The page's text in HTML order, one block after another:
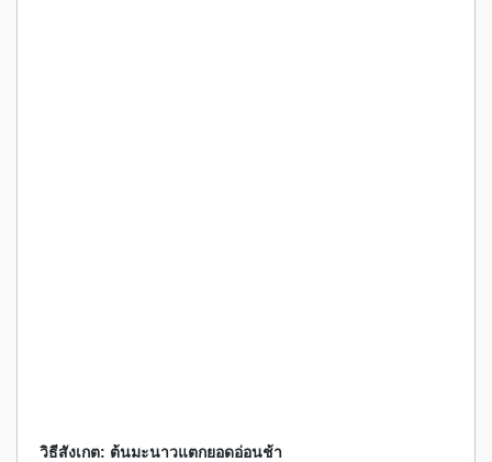
วิธีสังเกต: ต้นมะนาวแตกยอดอ่อนช้า